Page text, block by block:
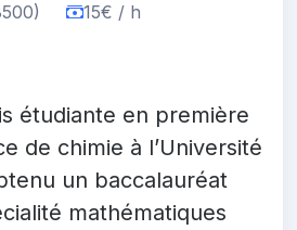
15€ / h
étudiante en première
de chimie à l’Université
un baccalauréat
mathématiques